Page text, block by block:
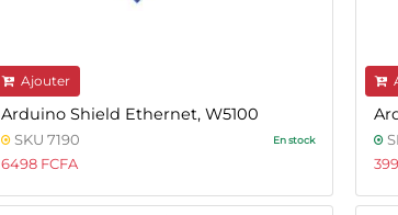
Ajouter
Arduino Shield Ethernet, W5100
SKU 7190 En stock
6498 FCFA